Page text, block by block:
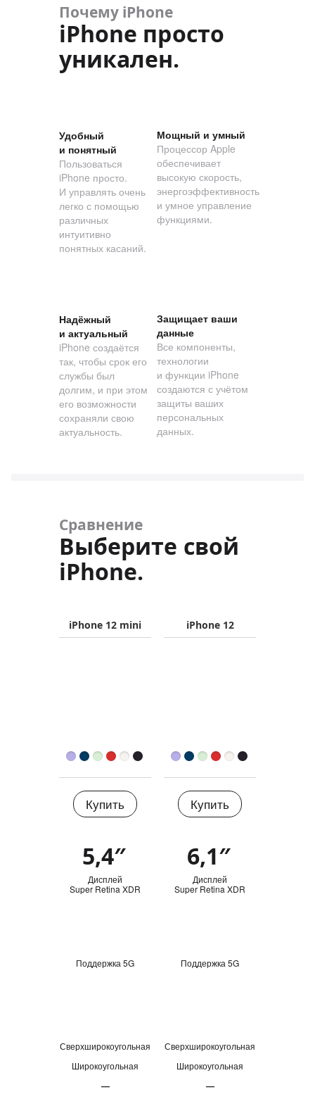
Почему iPhone
iPhone просто
уникален.
Удобный
и понятный
Пользоваться
iPhone просто.
И управлять очень
легко с помощью
различных
интуитивно
понятных касаний.
Мощный и умный
Процессор Apple
обеспечивает
высокую скорость,
энергоэффективность
и умное управление
функциями.
Надёжный
и актуальный
iPhone создаётся
так, чтобы срок его
службы был
долгим, и при этом
его возможности
сохраняли свою
актуальность.
Защищает ваши
данные
Все компоненты,
технологии
и функции iPhone
создаются с учётом
защиты ваших
персональных
данных.
Сравнение
Выберите свой
iPhone.
Название
iPhone 12 mini iPhone 12
КупитьКупить Купить
Обзор5,4″
Дисплей
Super Retina XDR
6,1″
Дисплей
Super Retina XDR
Поддержка 5G Поддержка 5G
Сверхширокоугольная
Широкоугольная
—
Сверхширокоугольная
Широкоугольная
—